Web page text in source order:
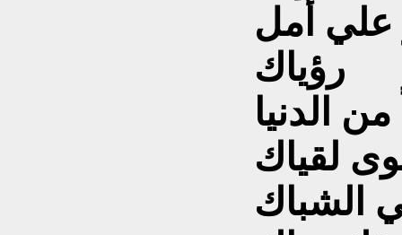
علي أمل
رؤياك
الدنيا
لقياك
الشباك